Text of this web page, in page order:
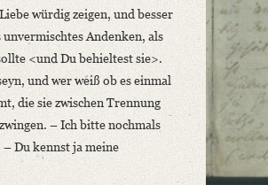
würdig zeigen, und besser
Andenken, als
<und Du behieltest sie>.
und wer weiß ob es einmal
die sie zwischen Trennung
– Ich bitte nochmals
Du kennst ja meine